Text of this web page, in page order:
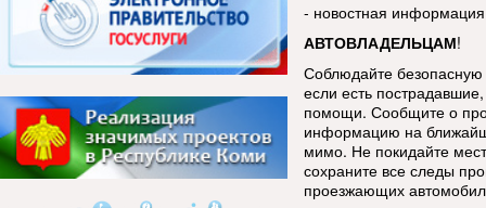
- новостная
АВТОВЛАДЕЛЬЦАМ!
Соблюдайте
если есть
помощи. Сообщите о
информацию на
мимо. Не покидайте
сохраните все следы
проезжающих